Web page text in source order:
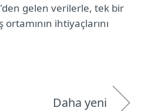
gelen verilerle, tek bir
ihtiyaçlarını
Daha yeni